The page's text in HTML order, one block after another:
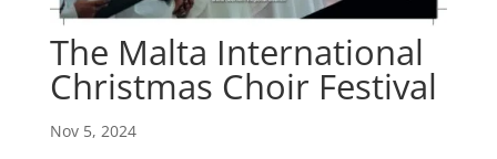
The Malta International
Christmas Choir Festival
Nov 5, 2024